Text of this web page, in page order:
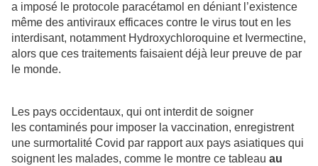
a imposé le protocole paracétamol en déniant l’existence
même des antiviraux efficaces contre le virus tout en les
interdisant, notamment Hydroxychloroquine et Ivermectine,
alors que ces traitements faisaient déjà leur preuve de par
le monde.
Les pays occidentaux, qui ont interdit de soigner
les contaminés pour imposer la vaccination, enregistrent
une surmortalité Covid par rapport aux pays asiatiques qui
soignent les malades, comme le montre ce tableau au